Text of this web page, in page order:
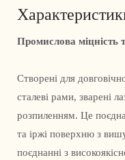
Промислова міцність
Створені для
сталеві рами, зварені
розпиленням. Це
та іржі поверхню з
поєднанні з